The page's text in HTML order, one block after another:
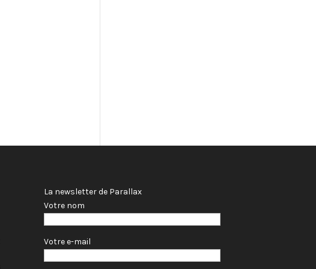
La newsletter de Parallax
Votre nom
Votre e-mail